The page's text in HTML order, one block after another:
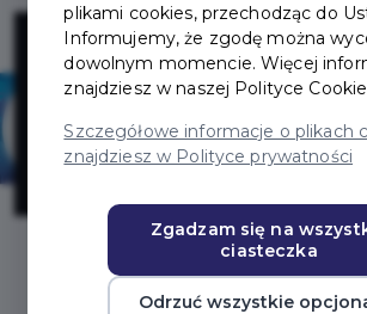
Natalia
Fotografia
plikami cookies, przechodząc do
Informujemy, że zgodę można
dowolnym momencie. Więcej
znajdziesz w naszej Polityce
Szczegółowe informacje o plikach
znajdziesz w Polityce prywatności
Zgadzam się na
ciasteczka
Odrzuć wszystkie